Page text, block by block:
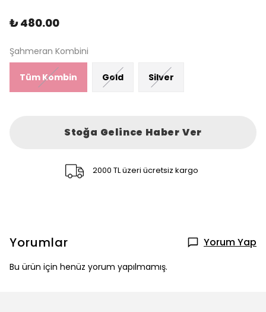
₺ 480.00
Şahmeran Kombini
Tüm Kombin Gold Silver
Stoğa Gelince Haber Ver
2000 TL üzeri ücretsiz kargo
Yorumlar Yorum Yap
Bu ürün için henüz yorum yapılmamış.